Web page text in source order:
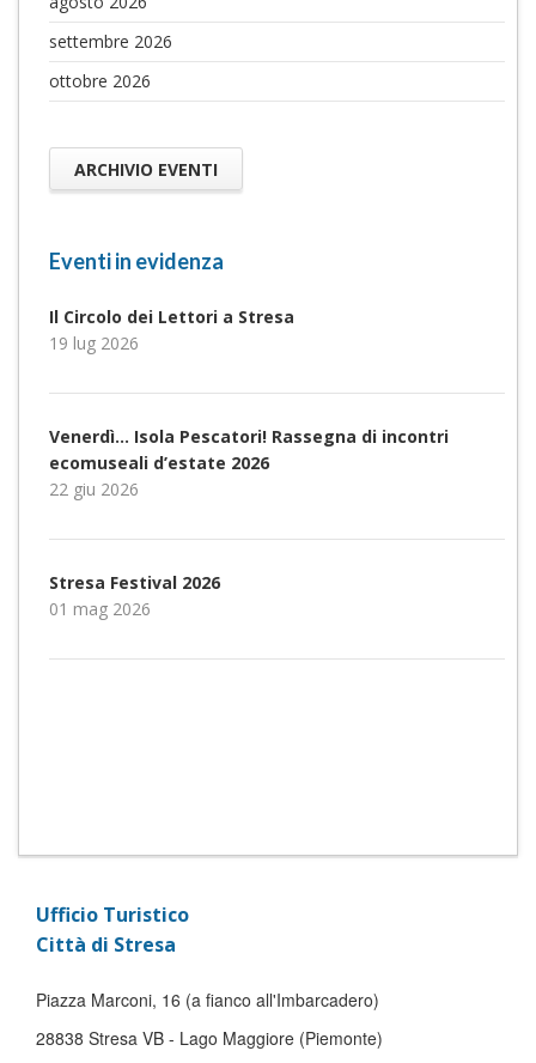
settembre 2026
ottobre 2026
ARCHIVIO EVENTI
Eventi in evidenza
Il Circolo dei Lettori a Stresa
19 lug 2026
Venerdì… Isola Pescatori! Rassegna di incontri
ecomuseali d’estate 2026
22 giu 2026
Stresa Festival 2026
01 mag 2026
Ufficio Turistico
Città di Stresa
Piazza Marconi, 16 (a fianco all'Imbarcadero)
28838 Stresa VB - Lago Maggiore (Piemonte)